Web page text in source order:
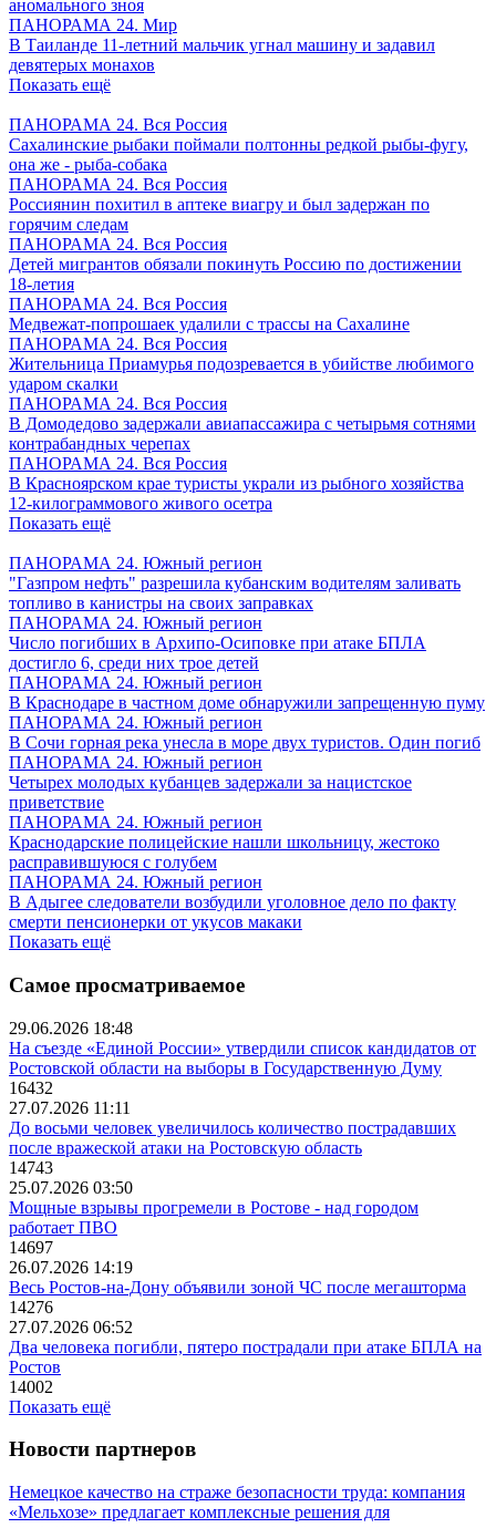
аномального зноя
ПАНОРАМА 24. Мир
В Таиланде 11-летний мальчик угнал машину и задавил
девятерых монахов
Показать ещё
ПАНОРАМА 24. Вся Россия
Сахалинские рыбаки поймали полтонны редкой рыбы-фугу,
она же - рыба-собака
ПАНОРАМА 24. Вся Россия
Россиянин похитил в аптеке виагру и был задержан по
горячим следам
ПАНОРАМА 24. Вся Россия
Детей мигрантов обязали покинуть Россию по достижении
18-летия
ПАНОРАМА 24. Вся Россия
Медвежат-попрошаек удалили с трассы на Сахалине
ПАНОРАМА 24. Вся Россия
Жительница Приамурья подозревается в убийстве любимого
ударом скалки
ПАНОРАМА 24. Вся Россия
В Домодедово задержали авиапассажира с четырьмя сотнями
контрабандных черепах
ПАНОРАМА 24. Вся Россия
В Красноярском крае туристы украли из рыбного хозяйства
12-килограммового живого осетра
Показать ещё
ПАНОРАМА 24. Южный регион
"Газпром нефть" разрешила кубанским водителям заливать
топливо в канистры на своих заправках
ПАНОРАМА 24. Южный регион
Число погибших в Архипо-Осиповке при атаке БПЛА
достигло 6, среди них трое детей
ПАНОРАМА 24. Южный регион
В Краснодаре в частном доме обнаружили запрещенную пуму
ПАНОРАМА 24. Южный регион
В Сочи горная река унесла в море двух туристов. Один погиб
ПАНОРАМА 24. Южный регион
Четырех молодых кубанцев задержали за нацистское
приветствие
ПАНОРАМА 24. Южный регион
Краснодарские полицейские нашли школьницу, жестоко
расправившуюся с голубем
ПАНОРАМА 24. Южный регион
В Адыгее следователи возбудили уголовное дело по факту
смерти пенсионерки от укусов макаки
Показать ещё
Самое просматриваемое
29.06.2026 18:48
На съезде «Единой России» утвердили список кандидатов от
Ростовской области на выборы в Государственную Думу
16432
27.07.2026 11:11
До восьми человек увеличилось количество пострадавших
после вражеской атаки на Ростовскую область
14743
25.07.2026 03:50
Мощные взрывы прогремели в Ростове - над городом
работает ПВО
14697
26.07.2026 14:19
Весь Ростов-на-Дону объявили зоной ЧС после мегашторма
14276
27.07.2026 06:52
Два человека погибли, пятеро пострадали при атаке БПЛА на
Ростов
14002
Показать ещё
Новости партнеров
Немецкое качество на страже безопасности труда: компания
«Мельхозе» предлагает комплексные решения для